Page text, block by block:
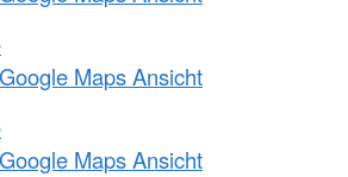
Maps Ansicht
Maps Ansicht